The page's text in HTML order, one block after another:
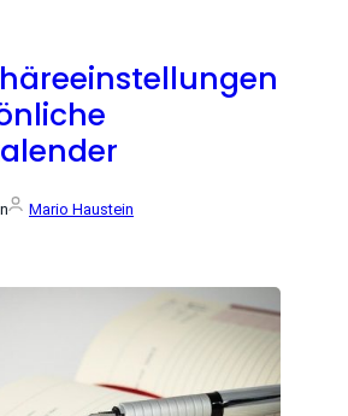
Mario Haustein